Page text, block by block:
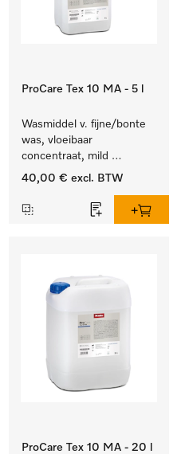
ProCare Tex 10 MA - 5 l
Wasmiddel v. fijne/bonte
was, vloeibaar
concentraat, mild
alkalisch, 5 l voor het
en gevoelig textiel.
40,00 € excl. BTW
ProCare Tex 10 MA - 20 l